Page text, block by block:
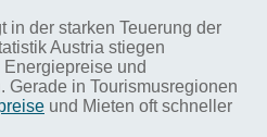
in der starken Teuerung der
Austria stiegen
und
Gerade in Tourismusregionen
und Mieten oft schneller